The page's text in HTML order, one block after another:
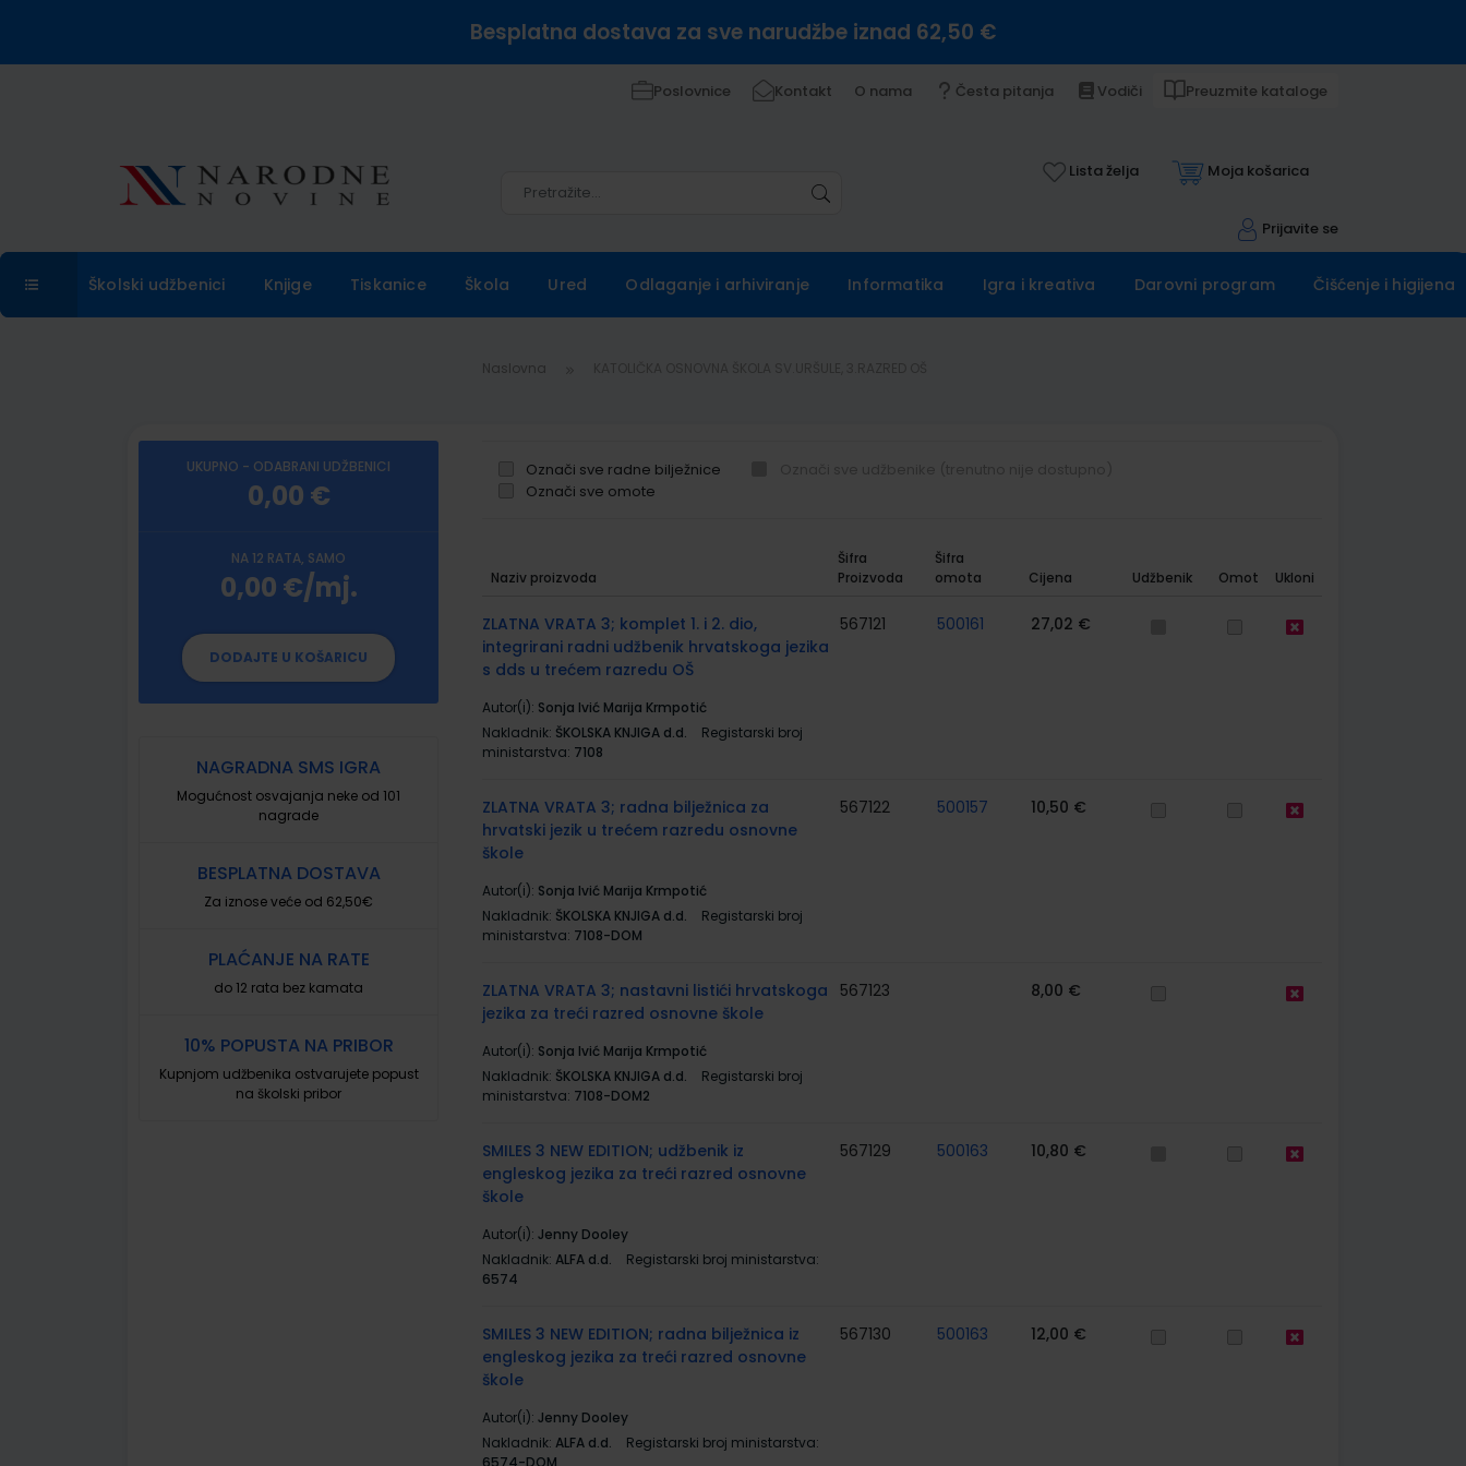
Besplatna dostava za sve narudžbe iznad 62,50 €
Poslovnice Kontakt O nama Česta pitanja Vodiči Preuzmite kataloge
Lista želja Moja košarica
Prijavite se
Školski udžbenici Knjige Tiskanice Škola Ured Odlaganje i arhiviranje Informatika Igra i kreativa Darovni program Čišćenje i higijena
Naslovna
UKUPNO - ODABRANI UDŽBENICI
0,00 €
NA 12 RATA, SAMO
0,00 €/mj.
DODAJTE U KOŠARICU
NAGRADNA SMS IGRA
Mogućnost osvajanja neke od 101
nagrade
BESPLATNA DOSTAVA
Za iznose veće od 62,50€
PLAĆANJE NA RATE
do 12 rata bez kamata
10% POPUSTA NA PRIBOR
Kupnjom udžbenika ostvarujete popust
na školski pribor
Označi sve radne bilježnice
Označi sve omote
proizvodi
Naziv proizvoda
Šifra
Proizvoda
Šifra
omota
Cijena Udžbenik Omot Ukloni
ZLATNA VRATA 3; komplet 1. i 2. dio,
integrirani radni udžbenik hrvatskoga jezika
s dds u trećem razredu OŠ
Autor(i): Sonja Ivić Marija Krmpotić
Nakladnik: ŠKOLSKA KNJIGA d.d.
Registarski broj
ministarstva: 7108
567121 500161 27,02 €
ZLATNA VRATA 3; radna bilježnica za
hrvatski jezik u trećem razredu osnovne
škole
Autor(i): Sonja Ivić Marija Krmpotić
Nakladnik: ŠKOLSKA KNJIGA d.d.
Registarski broj
ministarstva: 7108-DOM
567122 500157 10,50 €
ZLATNA VRATA 3; nastavni listići hrvatskoga
jezika za treći razred osnovne škole
Autor(i): Sonja Ivić Marija Krmpotić
Nakladnik: ŠKOLSKA KNJIGA d.d.
Registarski broj
ministarstva: 7108-DOM2
567123 8,00 €
SMILES 3 NEW EDITION; udžbenik iz
engleskog jezika za treći razred osnovne
škole
Autor(i): Jenny Dooley
Nakladnik: ALFA d.d.
Registarski broj ministarstva:
6574
567129 500163 10,80 €
SMILES 3 NEW EDITION; radna bilježnica iz
engleskog jezika za treći razred osnovne
škole
Autor(i): Jenny Dooley
Nakladnik: ALFA d.d.
Registarski broj ministarstva:
6574-DOM
567130 500163 12,00 €